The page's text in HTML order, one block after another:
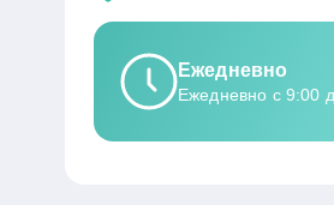
Ежедневно
Ежедневно с 9:00